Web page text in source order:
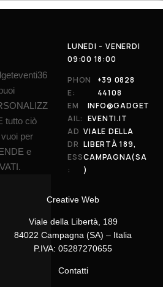
tutto ciò
per
e
Creative Web
Viale della Libertà, 189
84022 Campagna (SA) – Italia
P.IVA: 05287270655
Contatti
LUNEDI - VENERDI
09:00 18:00
PHON
E:
+39 0828
44108
EM
AIL:
INFO@GADGET
EVENTI.IT
AD
DR
ESS
:
VIALE DELLA
LIBERTÀ 189,
CAMPAGNA(SA
)